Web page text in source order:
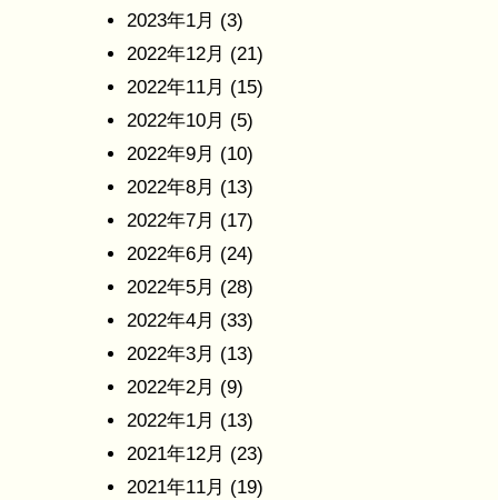
2023年1月 (3)
2022年12月 (21)
2022年11月 (15)
2022年10月 (5)
2022年9月 (10)
2022年8月 (13)
2022年7月 (17)
2022年6月 (24)
2022年5月 (28)
2022年4月 (33)
2022年3月 (13)
2022年2月 (9)
2022年1月 (13)
2021年12月 (23)
2021年11月 (19)